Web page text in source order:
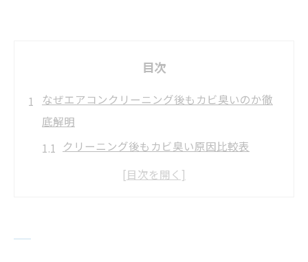
目次
なぜエアコンクリーニング後もカビ臭いのか徹
底解明
クリーニング後もカビ臭い原因比較表
エアコンクリーニング後の臭い再発に潜む